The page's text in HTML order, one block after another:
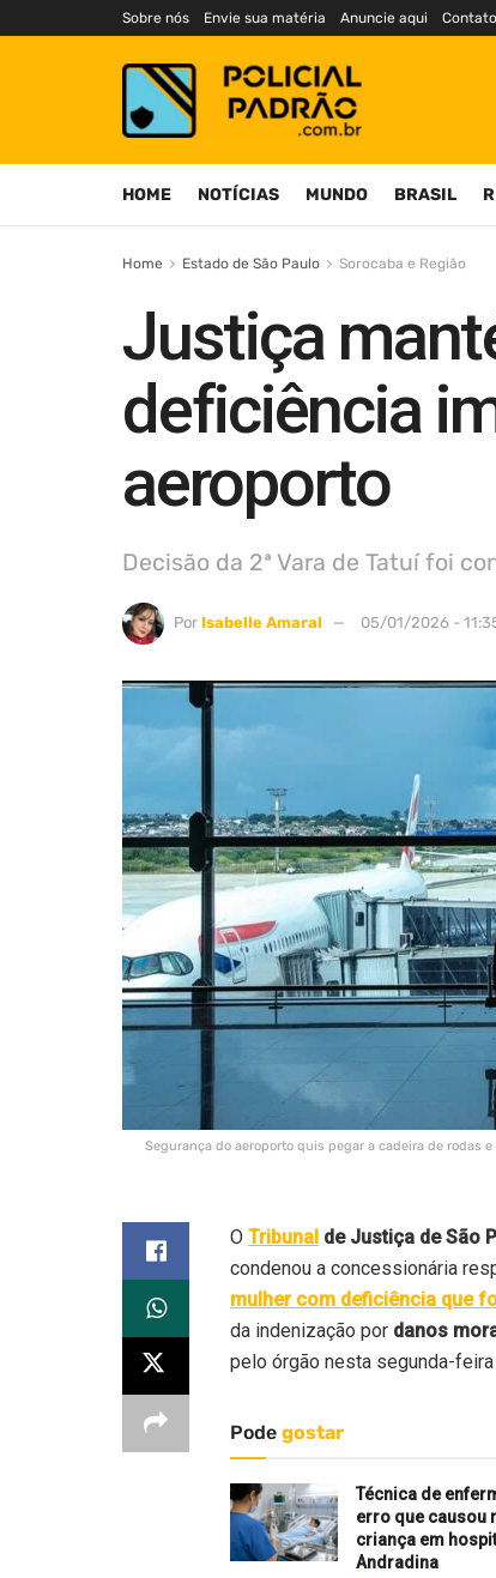
Sobre nós Envie sua matéria Anuncie aqui Contato
HOME NOTÍCIAS MUNDO BRASIL
Home Estado de São Paulo Sorocaba e Região
Justiça
deficiência
aeroporto
Decisão da 2ª Vara de Tatuí foi
Por Isabelle Amaral 05/01/2026 -
Segurança do aeroporto quis pegar a cadeira de rodas
O Tribunal de Justiça de São
condenou a concessionária
mulher com deficiência que
da indenização por danos
pelo órgão nesta segunda-feira
Pode gostar
Técnica de
erro que causou
criança em
Andradina